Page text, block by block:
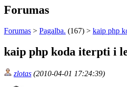
Forumas
Forumas > Pagalba. (167) > kaip php
kaip php koda iterpti i
zlotas (2010-04-01 17:24:39)